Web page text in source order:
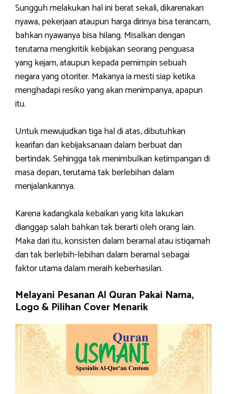
Sungguh melakukan hal ini berat sekali, dikarenakan
nyawa, pekerjaan ataupun harga dirinya bisa terancam,
bahkan nyawanya bisa hilang. Misalkan dengan
terutama mengkritik kebijakan seorang penguasa
yang kejam, ataupun kepada pemimpin sebuah
negara yang otoriter. Makanya ia mesti siap ketika
menghadapi resiko yang akan menimpanya, apapun
itu.
Untuk mewujudkan tiga hal di atas, dibutuhkan
kearifan dan kebijaksanaan dalam berbuat dan
bertindak. Sehingga tak menimbulkan ketimpangan di
masa depan, terutama tak berlebihan dalam
menjalankannya.
Karena kadangkala kebaikan yang kita lakukan
dianggap salah bahkan tak berarti oleh orang lain.
Maka dari itu, konsisten dalam beramal atau istiqamah
dan tak berlebih-lebihan dalam beramal sebagai
faktor utama dalam meraih keberhasilan.
Melayani Pesanan Al Quran Pakai Nama,
Logo & Pilihan Cover Menarik